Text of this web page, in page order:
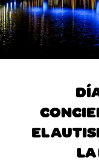
EL
LA